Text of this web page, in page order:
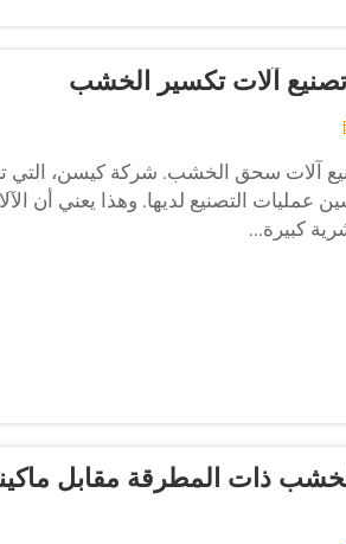
تصنيع آلات تكسير الخشب
آلات سحق الخشب. شركة كيسن، التي
عمليات التصنيع لديها. وهذا يعني أن
كبيرة...
ذات المطرقة مقابل